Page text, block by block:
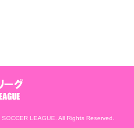
LEAGUE. All Rights Reserved.